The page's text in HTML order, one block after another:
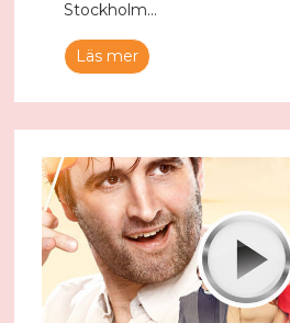
Stockholm...
Läs mer